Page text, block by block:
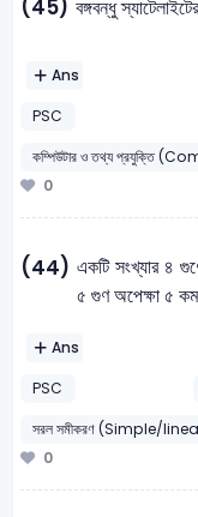
(45) বঙ্গবন্ধু
Ans
PSC
কম্পিউটার ও তথ্য প্রযুক্তি
0
(44) একটি সংখ্যার ৪
৫ গুণ অপেক্ষা ৫
Ans
PSC
সরল সমীকরণ (Simple/
0